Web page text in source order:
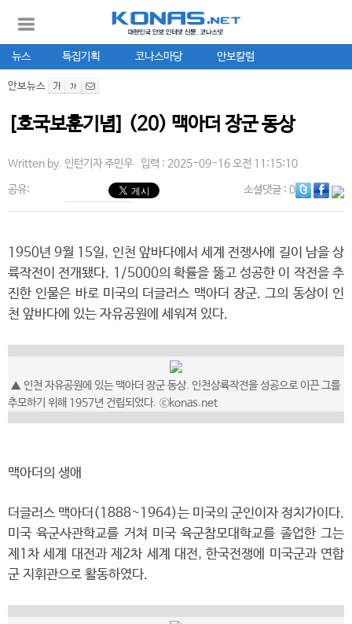
뉴스 특집기획 코나스마당 안보칼럼
안보뉴스
[호국보훈기념] (20) 맥아더 장군 동상
Written by. 인턴기자 주민우 입력 : 2025-09-16 오전 11:15:10
공유: 소셜댓글: 0
1950년 9월 15일, 인천 앞바다에서 세계 전쟁사에 길이 남을 상
륙작전이 전개됐다. 1/5000의 확률을 뚫고 성공한 이 작전을 추
진한 인물은 바로 미국의 더글러스 맥아더 장군. 그의 동상이 인
천 앞바다에 있는 자유공원에 세워져 있다.
▲ 인천 자유공원에 있는 맥아더 장군 동상. 인천상륙작전을 성공으로 이끈 그를
추모하기 위해 1957년 건립되었다. ⓒkonas.net
맥아더의 생애
더글러스 맥아더(1888~1964)는 미국의 군인이자 정치가이다.
미국 육군사관학교를 거쳐 미국 육군참모대학교를 졸업한 그는
제1차 세계 대전과 제2차 세계 대전, 한국전쟁에 미국군과 연합
군 지휘관으로 활동하였다.